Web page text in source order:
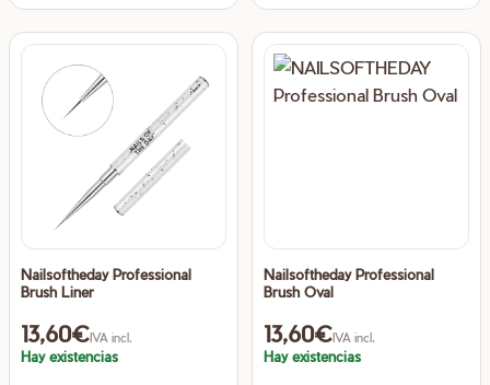
Nailsoftheday Professional
Brush Liner
13,60€IVA incl.
Hay existencias
Nailsoftheday Professional
Brush Oval
13,60€IVA incl.
Hay existencias